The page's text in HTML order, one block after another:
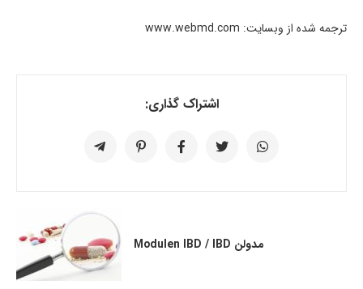
ترجمه شده از وبسایت: www.webmd.com
اشتراک گذاری:
مدولن Modulen IBD / IBD